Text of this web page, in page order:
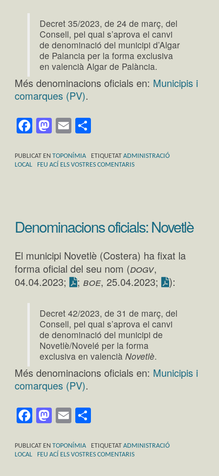
Decret 35/2023, de 24 de març, del
Consell, pel qual s’aprova el canvi
de denominació del municipi d’Algar
de Palancia per la forma exclusiva
en valencià Algar de Palància.
Més denominacions oficials en: Municipis i
comarques (PV).
Facebook
Mastodon
Email
PUBLICAT EN TOPONÍMIA ETIQUETAT ADMINISTRACIÓ
LOCAL
FEU ACÍ ELS VOSTRES COMENTARIS
Denominacions oficials: Novetlè
El municipi Novetlè (Costera) ha fixat la
forma oficial del seu nom (dogv,
04.04.2023; ; boe, 25.04.2023; ):
Decret 42/2023, de 31 de març, del
Consell, pel qual s’aprova el canvi
de denominació del municipi de
Novetlè/Novelé per la forma
exclusiva en valenciàNovetlè.
Més denominacions oficials en: Municipis i
comarques (PV).
Facebook
Mastodon
Email
PUBLICAT EN TOPONÍMIA ETIQUETAT ADMINISTRACIÓ
LOCAL
FEU ACÍ ELS VOSTRES COMENTARIS